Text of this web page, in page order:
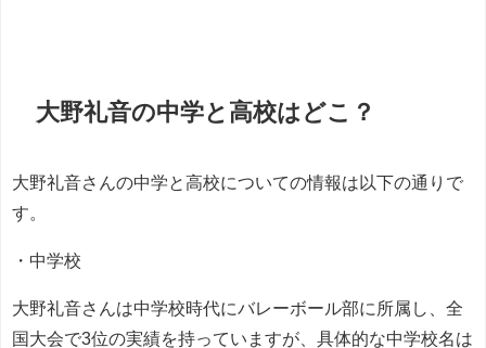
大野礼音の中学と高校はどこ？
大野礼音さんの中学と高校についての情報は以下の通りで
す。
・中学校
大野礼音さんは中学校時代にバレーボール部に所属し、全
国大会で3位の実績を持っていますが、具体的な中学校名は